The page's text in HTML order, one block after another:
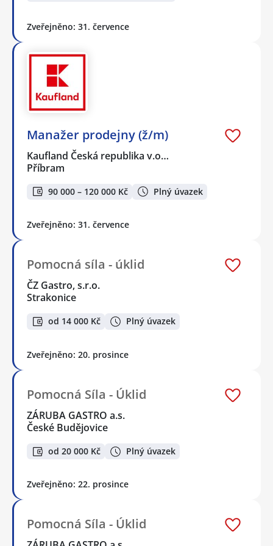
Zveřejněno: 31. července
Manažer prodejny (ž/m)
Kaufland Česká republika v.o…
Příbram
90 000 – 120 000 Kč Plný úvazek
Zveřejněno: 31. července
Pomocná síla - úklid
ČZ Gastro, s.r.o.
Strakonice
od 14 000 Kč Plný úvazek
Zveřejněno: 20. prosince
Pomocná Síla - Úklid
ZÁRUBA GASTRO a.s.
České Budějovice
od 20 000 Kč Plný úvazek
Zveřejněno: 22. prosince
Pomocná Síla - Úklid